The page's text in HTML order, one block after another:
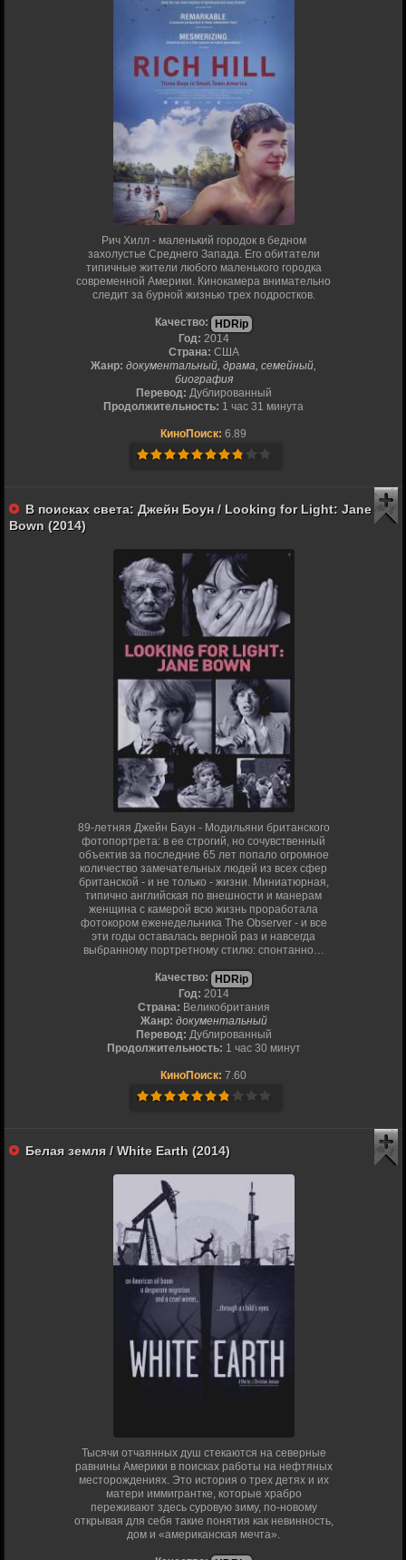
Рич Хилл - маленький городок в бедном
захолустье Среднего Запада. Его обитатели
типичные жители любого маленького городка
современной Америки. Кинокамера внимательно
следит за бурной жизнью трех подростков.
Качество:
HDRip
Год: 2014
Страна: США
Жанр: документальный, драма, семейный,
биография
Перевод: Дублированный
Продолжительность: 1 час 31 минута
КиноПоиск: 6.89
В поисках света: Джейн Боун / Looking for Light: Jane
Bown (2014)
89-летняя Джейн Баун - Модильяни британского
фотопортрета: в ее строгий, но сочувственный
объектив за последние 65 лет попало огромное
количество замечательных людей из всех сфер
британской - и не только - жизни. Миниатюрная,
типично английская по внешности и манерам
женщина с камерой всю жизнь проработала
фотокором еженедельника The Observer - и все
эти годы оставалась верной раз и навсегда
выбранному портретному стилю: спонтанно…
Качество:
HDRip
Год: 2014
Страна: Великобритания
Жанр: документальный
Перевод: Дублированный
Продолжительность: 1 час 30 минут
КиноПоиск: 7.60
Белая земля / White Earth (2014)
Тысячи отчаянных душ стекаются на северные
равнины Америки в поисках работы на нефтяных
месторождениях. Это история о трех детях и их
матери иммигрантке, которые храбро
переживают здесь суровую зиму, по-новому
открывая для себя такие понятия как невинность,
дом и «американская мечта».